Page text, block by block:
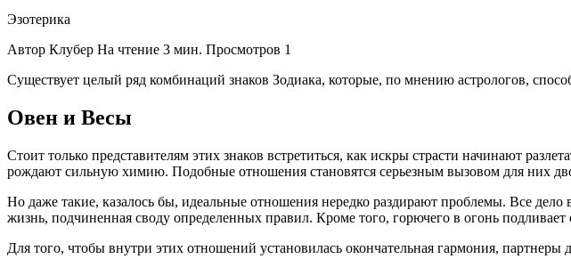
Эзотерика
Автор Клубер На чтение 3 мин. Просмотров 1
Существует целый ряд комбинаций знаков Зодиака, которые, по мнению астрологов,
Овен и Весы
Стоит только представителям этих знаков встретиться, как искры страсти начинают
рождают сильную химию. Подобные отношения становятся серьезным вызовом для них
Но даже такие, казалось бы, идеальные отношения нередко раздирают проблемы. Все
жизнь, подчиненная своду определенных правил. Кроме того, горючего в огонь
Для того, чтобы внутри этих отношений установилась окончательная гармония,